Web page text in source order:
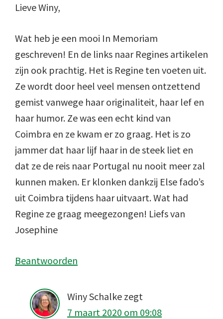
Lieve Winy,
Wat heb je een mooi In Memoriam
geschreven! En de links naar Regines artikelen
zijn ook prachtig. Het is Regine ten voeten uit.
Ze wordt door heel veel mensen ontzettend
gemist vanwege haar originaliteit, haar lef en
haar humor. Ze was een echt kind van
Coimbra en ze kwam er zo graag. Het is zo
jammer dat haar lijf haar in de steek liet en
dat ze de reis naar Portugal nu nooit meer zal
kunnen maken. Er klonken dankzij Else fado’s
uit Coimbra tijdens haar uitvaart. Wat had
Regine ze graag meegezongen! Liefs van
Josephine
Beantwoorden
Winy Schalke zegt
7 maart 2020 om 09:08